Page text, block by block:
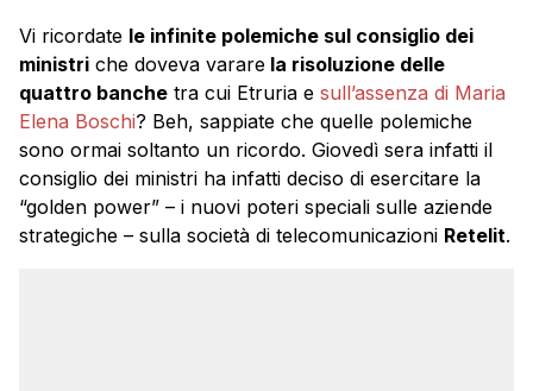
Vi ricordate le infinite polemiche sul consiglio dei
ministri che doveva varare la risoluzione delle
quattro banche tra cui Etruria e sull’assenza di Maria
Elena Boschi? Beh, sappiate che quelle polemiche
sono ormai soltanto un ricordo. Giovedì sera infatti il
consiglio dei ministri ha infatti deciso di esercitare la
“golden power” – i nuovi poteri speciali sulle aziende
strategiche – sulla società di telecomunicazioni Retelit.